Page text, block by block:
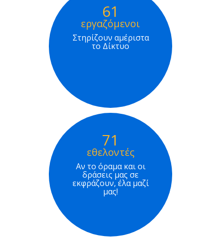
61
εργαζόμενοι
Στηρίζουν αμέριστα
το Δίκτυο
71
εθελοντές
Αν το όραμα και οι
δράσεις μας σε
εκφράζουν, έλα μαζί
μας!